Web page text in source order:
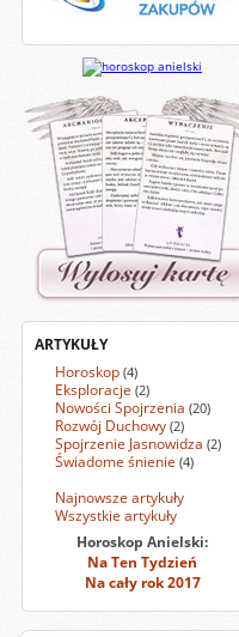
ARTYKUŁY
Horoskop (4)
Eksploracje (2)
Nowości Spojrzenia (20)
Rozwój Duchowy (2)
Spojrzenie Jasnowidza (2)
Świadome śnienie (4)
Najnowsze artykuły
Wszystkie artykuły
Horoskop Anielski:
Na Ten Tydzień
Na cały rok 2017